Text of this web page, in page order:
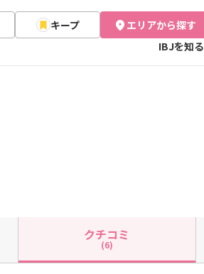
キープ エリアから探す
IBJを知る
クチコミ
(6)